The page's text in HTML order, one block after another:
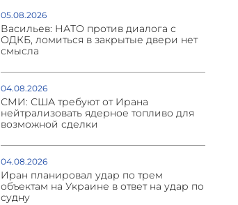
05.08.2026
Васильев: НАТО против диалога с
ОДКБ, ломиться в закрытые двери нет
смысла
04.08.2026
СМИ: США требуют от Ирана
нейтрализовать ядерное топливо для
возможной сделки
04.08.2026
Иран планировал удар по трем
объектам на Украине в ответ на удар по
судну